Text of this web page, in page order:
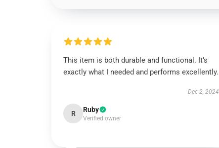
This item is both durable and functional. It’s
exactly what I needed and performs excellently.
Dec 2, 2024
R Ruby
Verified owner